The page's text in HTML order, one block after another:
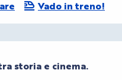
Vado in treno!
storia e cinema.